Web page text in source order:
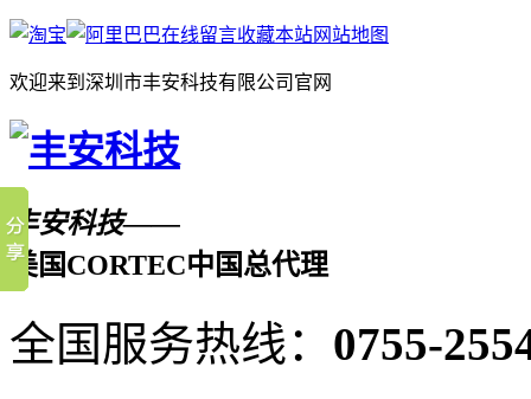
在线留言收藏本站网站地图
欢迎来到深圳市丰安科技有限公司官网
丰安科技——
美国CORTEC中国总代理
全国服务热线： 0755-